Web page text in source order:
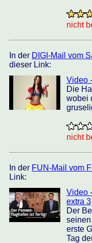
nicht
In der DIGI-Mail vom
dieser Link:
Video
Die
wobei
nicht
In der FUN-Mail vom
Link:
Video
extra 3
Der
erste
Tag